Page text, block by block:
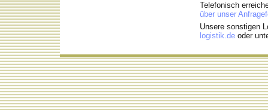
Telefonisch
über unser
Unsere sonstigen
logistik.de oder